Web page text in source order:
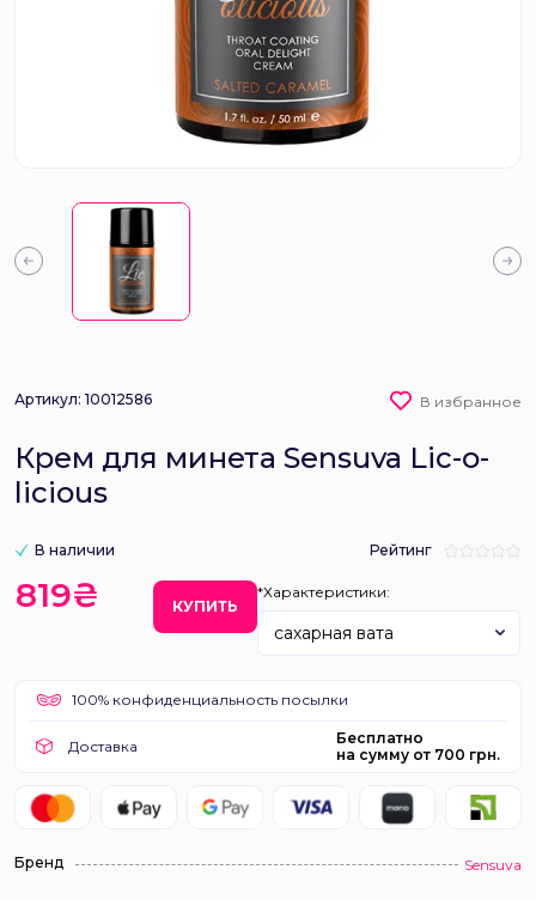
Артикул: 10012586 В избранное
Крем для минета Sensuva Lic-o-
licious
В наличии Рейтинг
819₴ КУПИТЬ
*Характеристики:
сахарная вата
100% конфиденциальность посылки
Доставка
Бесплатно
на сумму от 700 грн.
Бренд Sensuva